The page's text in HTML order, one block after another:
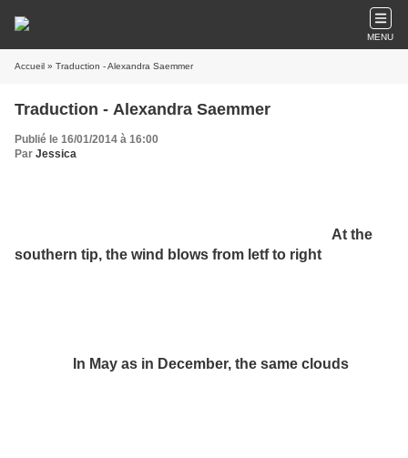
MENU
Accueil » Traduction - Alexandra Saemmer
Traduction - Alexandra Saemmer
Publié le 16/01/2014 à 16:00
Par Jessica
At the
southern tip, the wind blows from letf to right
In May as in December, the same clouds